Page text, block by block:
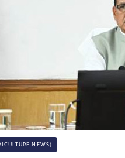
NEWS)